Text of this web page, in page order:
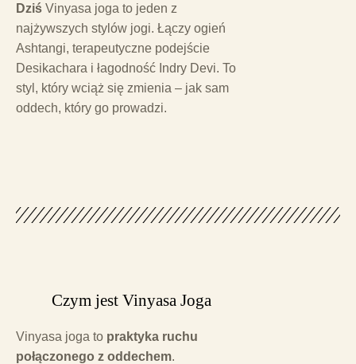
Dziś Vinyasa joga to jeden z
najżywszych stylów jogi. Łączy ogień
Ashtangi, terapeutyczne podejście
Desikachara i łagodność Indry Devi. To
styl, który wciąż się zmienia – jak sam
oddech, który go prowadzi.
Czym jest Vinyasa Joga
Vinyasa joga to praktyka ruchu
połączonego z oddechem.